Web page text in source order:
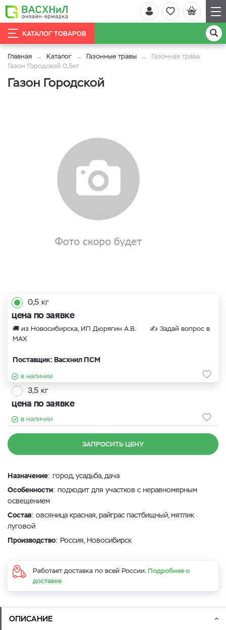
КАТАЛОГ ТОВАРОВ
Главная Каталог Газонные травы
Газонная трава
Газон Городской 0,5кг
Газон Городской
0,5 кг
цена по заявке
в наличии
🚚 из Новосибирска, ИП Дюрягин А.В. ✍ Задай вопрос в
MAX
Поставщик: Васхнил ПСМ
3,5 кг
цена по заявке
в наличии
ЗАПРОСИТЬ ЦЕНУ
Назначение: город, усадьба, дача
Особенности: подходит для участков с неравномерным
освещением
Состав: овсяница красная, райграс пастбищный, мятлик
луговой
Производство: Россия, Новосибирск
Работает доставка по всей России. Подробнее о
доставке
ОПИСАНИЕ